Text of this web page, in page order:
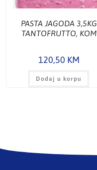
PASTA JAGODA 3,5KG
TANTOFRUTTO, KOM
120,50 KM
Dodaj u korpu